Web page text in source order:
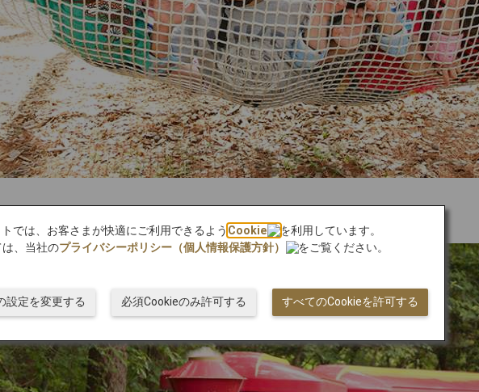
では、お客さまが快適にご利用できるよう Cookie
を利用しています。
、当社のプライバシーポリシー（個人情報保護方針） をご覧ください。
すべてのCookieを許可する
必須Cookieのみ許可する
設定を変更する